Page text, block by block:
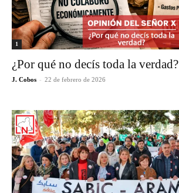
1
¿Por qué no decís toda la verdad?
J. Cobos - 22 de febrero de 2026